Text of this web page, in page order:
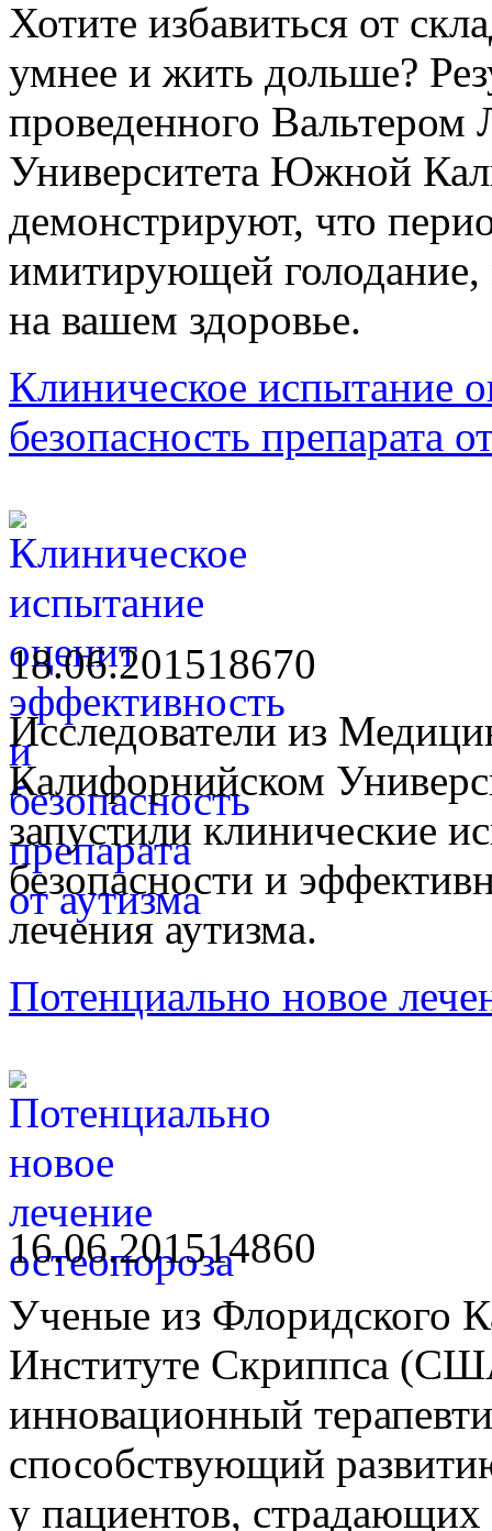
Хотите избавиться от
умнее и жить дольше?
проведенного
Университета Южной
демонстрируют, что
имитирующей голодание,
на вашем здоровье.
Клиническое испытание
безопасность препарата
18.06.201518670
Исследователи из
Калифорнийском
запустили клинические
безопасности и
лечения аутизма.
Потенциально новое
16.06.201514860
Ученые из Флоридского
Институте Скриппса
инновационный
способствующий
у пациентов,